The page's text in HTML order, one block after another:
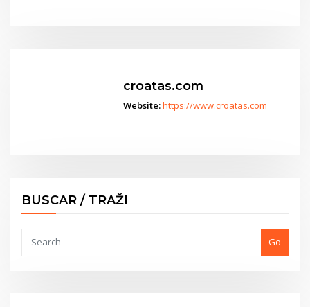
croatas.com
Website:https://www.croatas.com
BUSCAR / TRAŽI
Go